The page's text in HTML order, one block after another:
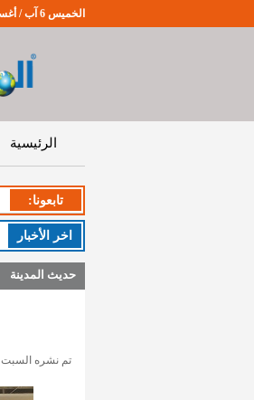
الخميس 6 آب / أغسطس 2026. 6:9:32 صباحاً
الرئيسية
تابعونا:
اخر اﻷخبار
حديث المدينة
تم نشره السبت 15 نيسان / أبريل 2023 12:40 مساءً